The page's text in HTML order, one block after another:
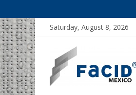
Saturday, August 8, 2026